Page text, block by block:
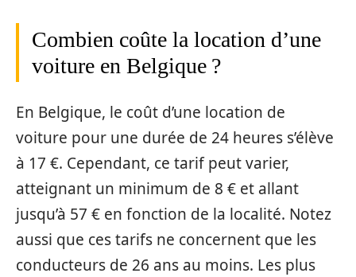
Combien coûte la location d’une
voiture en Belgique ?
En Belgique, le coût d’une location de
voiture pour une durée de 24 heures s’élève
à 17 €. Cependant, ce tarif peut varier,
atteignant un minimum de 8 € et allant
jusqu’à 57 € en fonction de la localité. Notez
aussi que ces tarifs ne concernent que les
conducteurs de 26 ans au moins. Les plus